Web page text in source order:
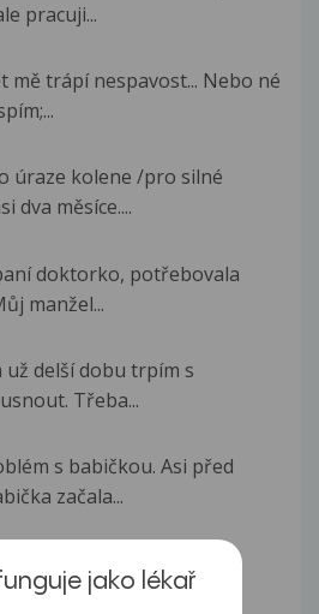
pracuji...
mě trápí nespavost... Nebo né
úraze kolene /pro silné
dva měsíce....
doktorko, potřebovala
manžel...
už delší dobu trpím s
Třeba...
s babičkou. Asi před
začala...
týkající se spánku. Před
brát antidepresiva...
jako lékař